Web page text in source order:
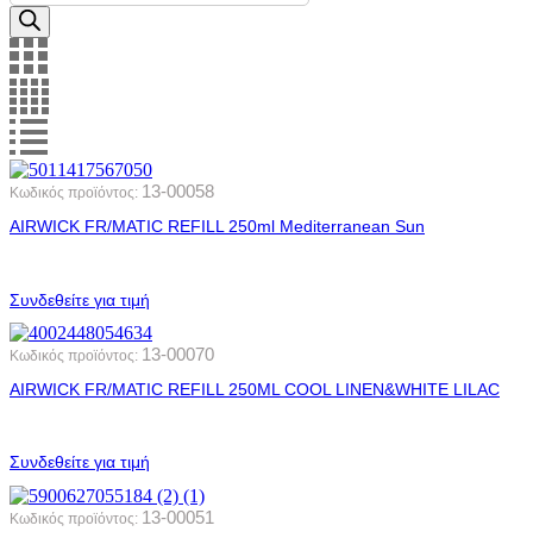
Κωδικός προϊόντος: 13-00058
AIRWICK FR/MATIC REFILL 250ml Mediterranean Sun
Συνδεθείτε για τιμή
Κωδικός προϊόντος: 13-00070
AIRWICK FR/MATIC REFILL 250ML COOL LINEN&WHITE LILAC
Συνδεθείτε για τιμή
Κωδικός προϊόντος: 13-00051